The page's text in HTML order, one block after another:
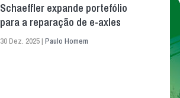
Schaeffler expande portefólio
para a reparação de e-axles
30 Dez. 2025 |Paulo Homem